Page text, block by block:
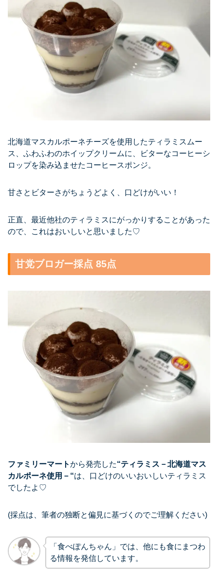
北海道マスカルポーネチーズを使用したティラミスムー
ス、ふわふわのホイップクリームに、ビターなコーヒーシ
ロップを染み込ませたコーヒースポンジ。
甘さとビターさがちょうどよく、口どけがいい！
正直、最近他社のティラミスにがっかりすることがあった
ので、これはおいしいと思いました♡
甘党ブロガー採点 85点
ファミリーマートから発売した“ティラミス－北海道マス
カルポーネ使用－ “は、口どけのいいおいしいティラミス
でしたよ♡
(採点は、筆者の独断と偏見に基づくのでご理解ください)
「食べぽんちゃん」では、他にも食にまつわ
る情報を発信しています。